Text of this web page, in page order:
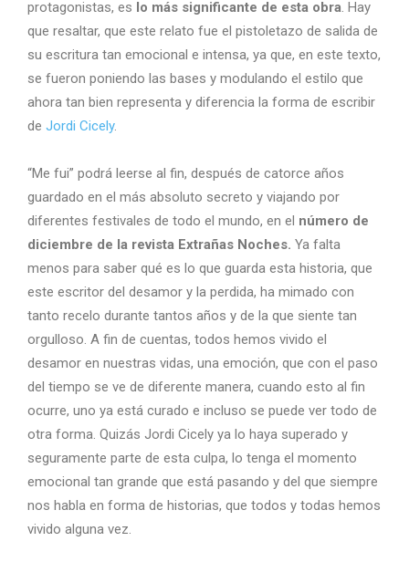
protagonistas, es lo más significante de esta obra. Hay
que resaltar, que este relato fue el pistoletazo de salida de
su escritura tan emocional e intensa, ya que, en este texto,
se fueron poniendo las bases y modulando el estilo que
ahora tan bien representa y diferencia la forma de escribir
de Jordi Cicely.
“Me fui” podrá leerse al fin, después de catorce años
guardado en el más absoluto secreto y viajando por
diferentes festivales de todo el mundo, en el número de
diciembre de la revista Extrañas Noches. Ya falta
menos para saber qué es lo que guarda esta historia, que
este escritor del desamor y la perdida, ha mimado con
tanto recelo durante tantos años y de la que siente tan
orgulloso. A fin de cuentas, todos hemos vivido el
desamor en nuestras vidas, una emoción, que con el paso
del tiempo se ve de diferente manera, cuando esto al fin
ocurre, uno ya está curado e incluso se puede ver todo de
otra forma. Quizás Jordi Cicely ya lo haya superado y
seguramente parte de esta culpa, lo tenga el momento
emocional tan grande que está pasando y del que siempre
nos habla en forma de historias, que todos y todas hemos
vivido alguna vez.